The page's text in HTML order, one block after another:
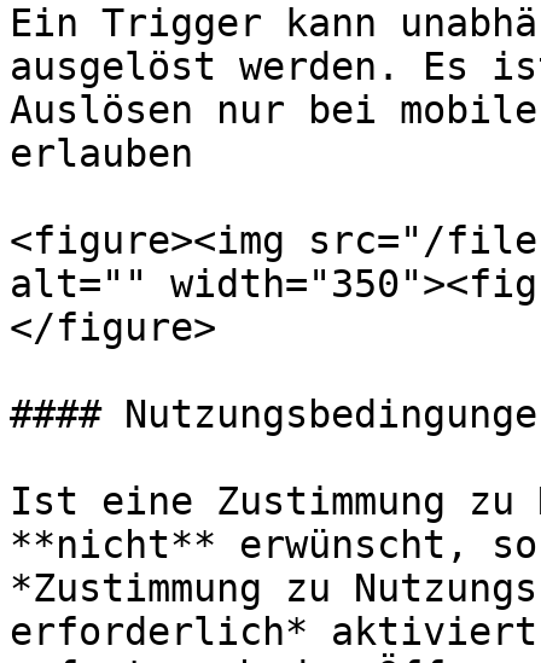
Ein Trigger kann
ausgelöst werden. Es
Auslösen nur bei
erlauben
<figure><img src="/files/
alt=""
</figure>
####
Ist eine Zustimmung zu
**nicht** erwünscht,
*Zustimmung zu
erforderlich* aktiviert